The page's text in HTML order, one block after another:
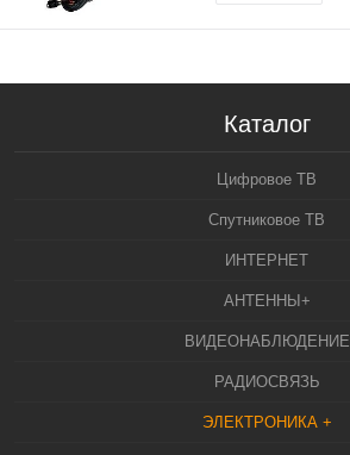
Каталог
Цифровое ТВ
Спутниковое ТВ
ИНТЕРНЕТ
АНТЕННЫ+
ВИДЕОНАБЛЮДЕНИЕ
РАДИОСВЯЗЬ
ЭЛЕКТРОНИКА +